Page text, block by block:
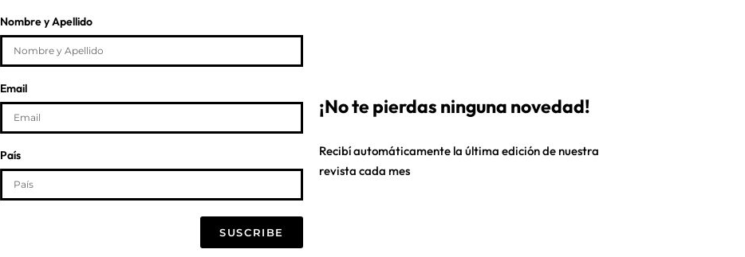
Nombre y Apellido
Email
País
SUSCRIBE
¡No te pierdas ninguna novedad!
Recibí automáticamente la última edición de nuestra
revista cada mes